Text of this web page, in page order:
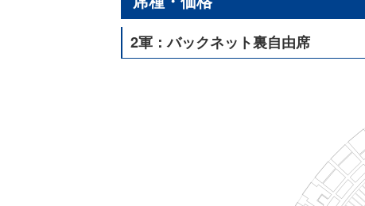
2軍：バックネット裏自由席